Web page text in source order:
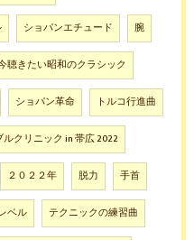
ショパンエチュード 腕
聴きたい昭和のクラシック
ショパン革命 トルコ行進曲
クリニック in 帯広 2022
２０２２年 脱力 手首
ベル テクニックの練習曲